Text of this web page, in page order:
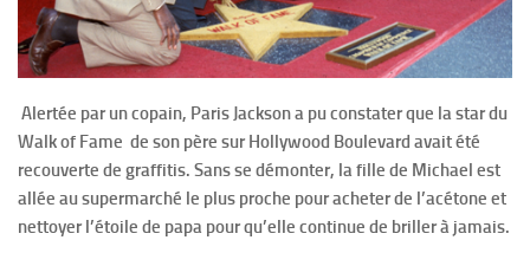
Alertée par un copain, Paris Jackson a pu constater que la star du
Walk of Fame de son père sur Hollywood Boulevard avait été
recouverte de graffitis. Sans se démonter, la fille de Michael est
allée au supermarché le plus proche pour acheter de l’acétone et
nettoyer l’étoile de papa pour qu’elle continue de briller à jamais.